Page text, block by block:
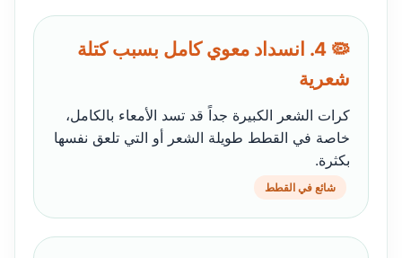
🦠 4. انسداد معوي كامل بسبب كتلة
شعرية
كرات الشعر الكبيرة جداً قد تسد الأمعاء بالكامل،
خاصة في القطط طويلة الشعر أو التي تلعق نفسها
بكثرة.
شائع في القطط